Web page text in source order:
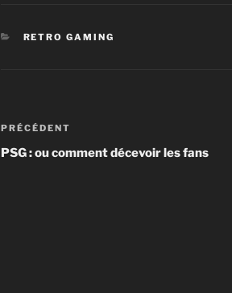
CATÉGORIES
RETRO GAMING
Navigation
de
Article
précédent
PRÉCÉDENT
PSG : ou comment décevoir les fans